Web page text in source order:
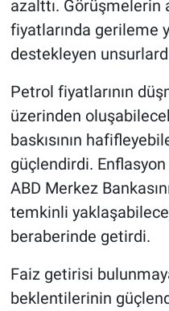
azalttı. Görüşmelerin
fiyatlarında gerileme
destekleyen
Petrol fiyatlarının
üzerinden
baskısının
güçlendirdi.
ABD Merkez
temkinli
beraberinde getirdi.
Faiz getirisi
beklentilerinin